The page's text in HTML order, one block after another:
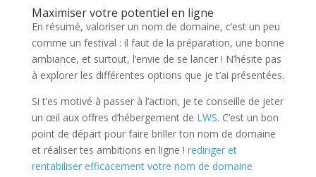
Maximiser votre potentiel en ligne
En résumé, valoriser un nom de domaine, c’est un peu
comme un festival : il faut de la préparation, une bonne
ambiance, et surtout, l’envie de se lancer ! N’hésite pas
à explorer les différentes options que je t’ai présentées.
Si t’es motivé à passer à l’action, je te conseille de jeter
un œil aux offres d’hébergement de LWS. C’est un bon
point de départ pour faire briller ton nom de domaine
et réaliser tes ambitions en ligne ! rediriger et
rentabiliser efficacement votre nom de domaine